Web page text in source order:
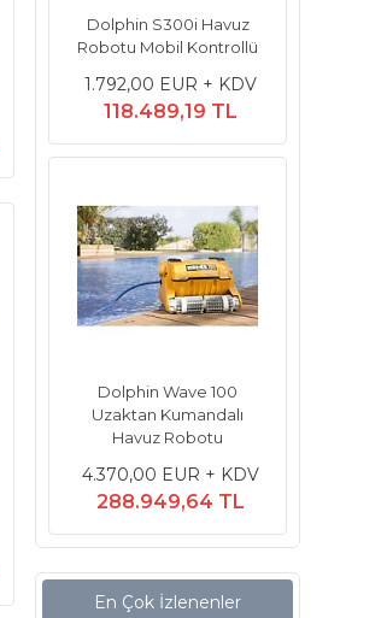
Dolphin S300i Havuz
Robotu Mobil Kontrollü
1.792,00 EUR + KDV
118.489,19 TL
Dolphin Wave 100
Uzaktan Kumandalı
Havuz Robotu
4.370,00 EUR + KDV
288.949,64 TL
En Çok İzlenenler